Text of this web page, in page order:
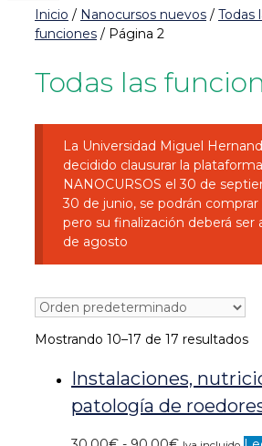
Inicio / Nanocursos nuevos / Todas
funciones / Página 2
Todas las
La Universidad Miguel
decidido clausurar la plataforma
NANOCURSOS el 30 de
30 de junio, se podrán
pero su finalización deberá ser
de agosto
Mostrando 10–17 de 17 resultados
Instalaciones,
patología de